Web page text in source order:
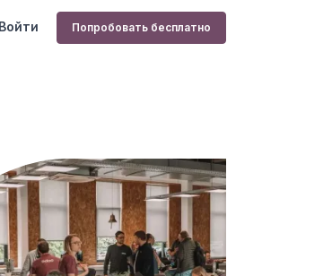
Войти Попробовать бесплатно